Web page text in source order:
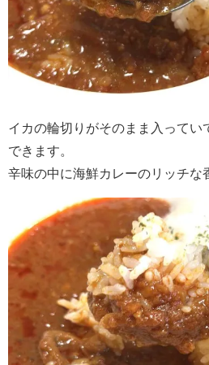
イカの輪切りがそのまま入ってい
できます。
辛味の中に海鮮カレーのリッチな